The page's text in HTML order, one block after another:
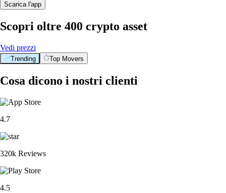
Scarica l'app
Scopri oltre 400 crypto asset
Vedi prezzi
Trending Top Movers
Cosa dicono i nostri clienti
4.7
320k Reviews
4.5